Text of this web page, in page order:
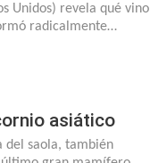
Unidos) revela qué vino
radicalmente…
asiático
del saola, también